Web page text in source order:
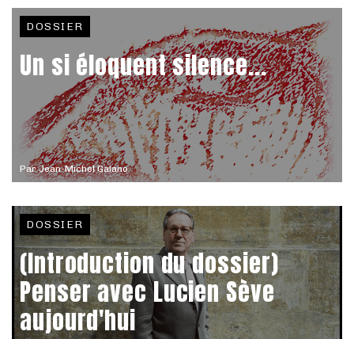
ParJean-Michel Galano
DOSSIER
Un si éloquent silence...
DOSSIER
(Introduction du dossier)
Penser avec Lucien Sève
aujourd'hui